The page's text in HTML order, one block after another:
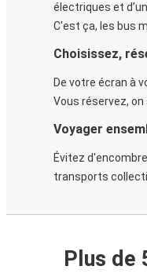
électriques et
C'est ça, les bus
Choisissez,
De votre écran à
Vous réservez,
Voyager
Évitez
transports
Plus de